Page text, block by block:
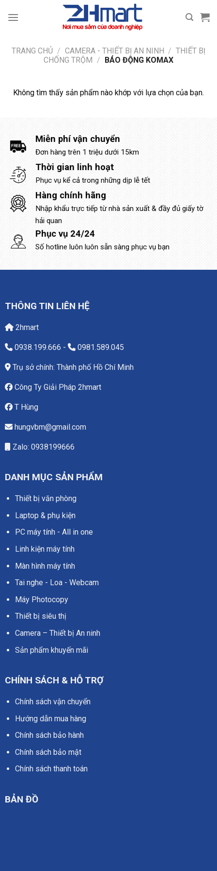
qua
TRANG CHỦ / CAMERA - THIẾT BỊ AN NINH / THIẾT BỊ
CHỐNG TRỘM / BÁO ĐỘNG KOMAX
Không tìm thấy sản phẩm nào khớp với lựa chọn của bạn.
Miễn phí vận chuyển
Đơn hàng trên 1 triệu dưới 15km
Thời gian linh hoạt
Phục vụ kể cả trong những dịp lễ tết
Hàng chính hãng
Nhập khẩu trực tiếp từ nhà sản xuất & đầy đủ giấy tờ
hải quan
Phục vụ 24/24
Số hotline luôn luôn sẵn sàng phục vụ bạn
THÔNG TIN LIÊN HỆ
2hmart
0938.199.666 - 0981.589.045
Trụ sở chính: Thành phố Hồ Chí Minh
Công Ty Giải Pháp 2hmart
T Hùng
hungvbm@gmail.com
Zalo: 0938199666
DANH MỤC SẢN PHẨM
Thiết bị văn phòng
Laptop & phụ kiện
PC máy tính - All in one
Linh kiện máy tính
Màn hình máy tính
Tai nghe - Loa - Webcam
Máy Photocopy
Thiết bị siêu thị
Camera – Thiết bị An ninh
Sản phẩm khuyến mãi
CHÍNH SÁCH & HỖ TRỢ
Chính sách vận chuyển
Hướng dẫn mua hàng
Chính sách bảo hành
Chính sách bảo mật
Chính sách thanh toán
BẢN ĐỒ